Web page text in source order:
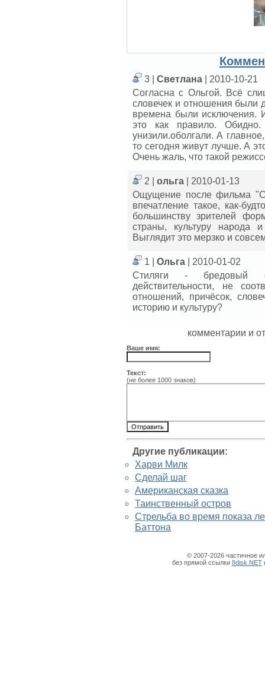
3 | Светлана
| 2010-10-21
Согласна с Ольгой. Всё
словечек и отношения были
времена были исключения.
это как правило.
унизили.оболгали. А
то сегодня живут лучше. А
Очень жаль, что такой
2 | ольга
| 2010-01-13
Ощущение после фильма
впечатление такое, как-
большинству зрителей
страны, культуру
Выглядит это мерзко и
1 | Ольга
| 2010-01-02
Стиляги - бредовый
действительности, не
отношений, причёсок,
историю и культуру?
комментарии и
Ваше имя:
Текст:
(не более 1000 знаков)
Другие публикации:
Харви Милк
Сделай шаг
Американская сказка
Таинственный остров
Стрельба во время показа
Баттона
© 2007-2026 частичное
без прямой ссылки 8disk.NET